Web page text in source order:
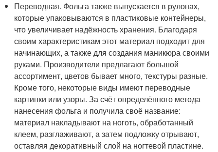
Переводная. Фольга также выпускается в рулонах,
которые упаковываются в пластиковые контейнеры,
что увеличивает надёжность хранения. Благодаря
своим характеристикам этот материал подходит для
начинающих, а также для создания маникюра своими
руками. Производители предлагают большой
ассортимент, цветов бывает много, текстуры разные.
Кроме того, некоторые виды имеют переводные
картинки или узоры. За счёт определённого метода
нанесения фольга и получила своё название:
материал накладывают на ноготь, обработанный
клеем, разглаживают, а затем подложку отрывают,
оставляя декоративный слой на ногтевой пластине.